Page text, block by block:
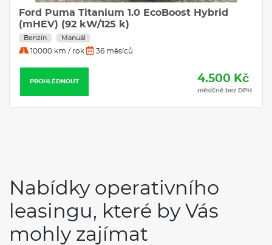
Ford Puma Titanium 1.0 EcoBoost Hybrid
(mHEV) (92 kW/125 k)
Benzín Manuál
10000 km / rok 36 měsíců
PROHLÉDNOUT 4.500 Kč
měsíčně bez DPH
Nabídky operativního
leasingu, které by Vás
mohly zajímat